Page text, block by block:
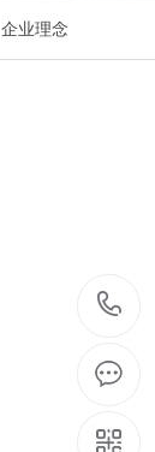
企业理念